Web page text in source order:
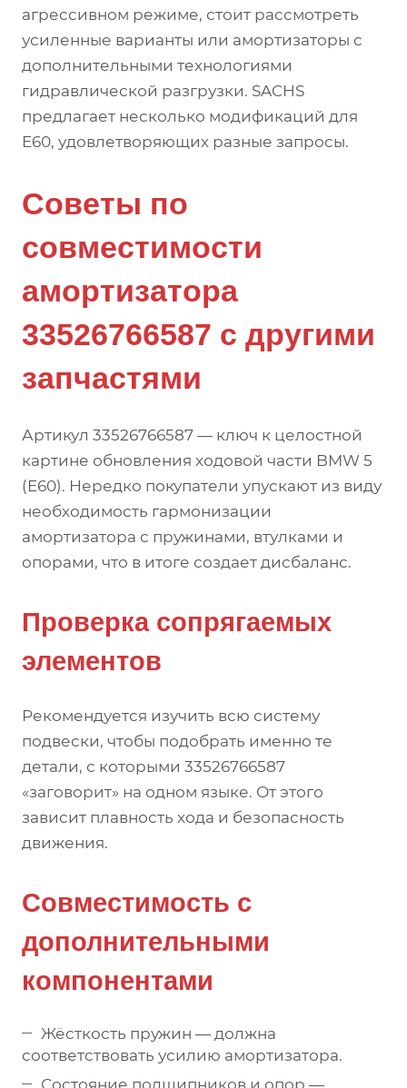
агрессивном режиме, стоит рассмотреть
усиленные варианты или амортизаторы с
дополнительными технологиями
гидравлической разгрузки. SACHS
предлагает несколько модификаций для
E60, удовлетворяющих разные запросы.
Советы по
совместимости
амортизатора
33526766587 с другими
запчастями
Артикул 33526766587 — ключ к целостной
картине обновления ходовой части BMW 5
(E60). Нередко покупатели упускают из виду
необходимость гармонизации
амортизатора с пружинами, втулками и
опорами, что в итоге создает дисбаланс.
Проверка сопрягаемых
элементов
Рекомендуется изучить всю систему
подвески, чтобы подобрать именно те
детали, с которыми 33526766587
«заговорит» на одном языке. От этого
зависит плавность хода и безопасность
движения.
Совместимость с
дополнительными
компонентами
Жёсткость пружин — должна
соответствовать усилию амортизатора.